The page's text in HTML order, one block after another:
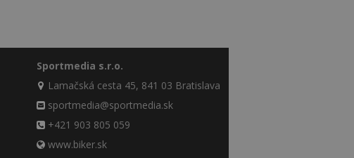
Sportmedia s.r.o.
Lamačská cesta 45, 841 03 Bratislava
sportmedia@sportmedia.sk
+421 903 805 059
www.biker.sk